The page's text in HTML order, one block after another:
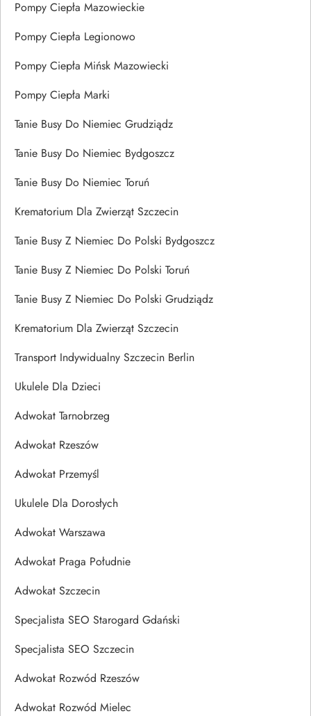
Pompy Ciepła Mazowieckie
Pompy Ciepła Legionowo
Pompy Ciepła Mińsk Mazowiecki
Pompy Ciepła Marki
Tanie Busy Do Niemiec Grudziądz
Tanie Busy Do Niemiec Bydgoszcz
Tanie Busy Do Niemiec Toruń
Krematorium Dla Zwierząt Szczecin
Tanie Busy Z Niemiec Do Polski Bydgoszcz
Tanie Busy Z Niemiec Do Polski Toruń
Tanie Busy Z Niemiec Do Polski Grudziądz
Krematorium Dla Zwierząt Szczecin
Transport Indywidualny Szczecin Berlin
Ukulele Dla Dzieci
Adwokat Tarnobrzeg
Adwokat Rzeszów
Adwokat Przemyśl
Ukulele Dla Dorosłych
Adwokat Warszawa
Adwokat Praga Południe
Adwokat Szczecin
Specjalista SEO Starogard Gdański
Specjalista SEO Szczecin
Adwokat Rozwód Rzeszów
Adwokat Rozwód Mielec